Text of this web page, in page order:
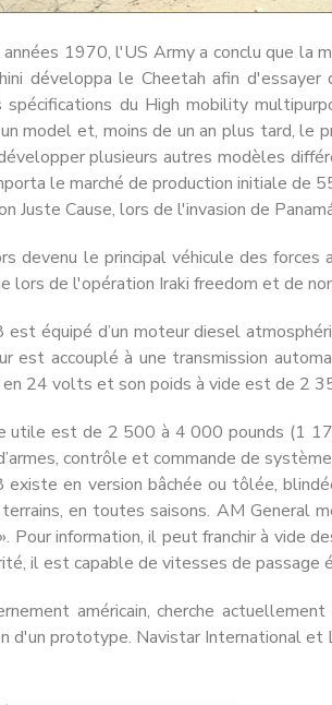
1970, l'US Army a conclu que la
développa le Cheetah afin
spécifications du High mobility
model et, moins de un an plus tard,
plusieurs autres modèles
le marché de production initiale de
Juste Cause, lors de l'invasion de
devenu le principal véhicule des
lors de l'opération Iraki freedom et de
est équipé d’un moteur diesel
est accouplé à une transmission
24 volts et son poids à vide est de 2
utile est de 2 500 à 4 000 pounds (1
contrôle et commande de
en version bâchée ou tôlée,
en toutes saisons. AM General
Pour information, il peut franchir à vide
il est capable de vitesses de passage
américain, cherche
d'un prototype. Navistar International et